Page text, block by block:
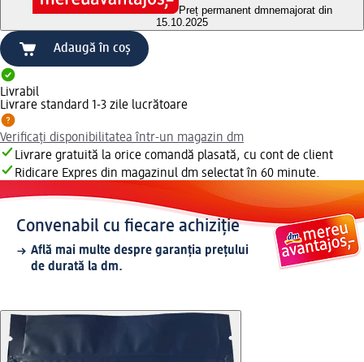
Preț permanent dmnemajorat din
15.10.2025
Adaugă în coș
Livrabil
Livrare standard 1-3 zile lucrătoare
Verificați disponibilitatea într-un magazin dm
Livrare gratuită la orice comandă plasată, cu cont de client
Ridicare Expres din magazinul dm selectat în 60 minute.
Convenabil cu fiecare achiziție
Află mai multe despre garanția prețului
de durată la dm.